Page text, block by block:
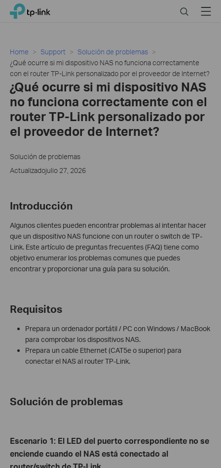
Click
navigation
TP-Link, Reliably Smart SearchMenu
Home Support
Solución de problemas
¿Qué ocurre si mi dispositivo NAS no funciona correctamente
con el router TP-Link personalizado por el proveedor de Internet?
¿Qué ocurre si mi dispositivo NAS
no funciona correctamente con el
router TP-Link personalizado por
el proveedor de Internet?
Solución de problemas
Actualizadojulio 27, 2026
Introducción
Algunos clientes pueden encontrar problemas al intentar hacer
que un dispositivo NAS funcione con un router o switch de TP-
Link. Este artículo de preguntas frecuentes (FAQ) tiene como
objetivo enumerar los problemas comunes que puedes
encontrar y proporcionar una guía para su solución.
Requisitos
Prepara un ordenador portátil / PC con Windows / MacBook
para comprobar los dispositivos NAS.
Prepara un cable Ethernet (CAT5e o superior) para
conectar el NAS al router TP-Link.
Solución de problemas
Escenario 1: El LED del puerto correspondiente no se
enciende cuando el NAS está conectado al